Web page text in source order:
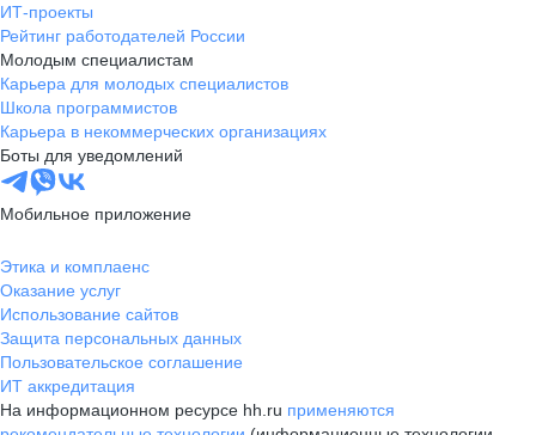
ИТ-проекты
Рейтинг работодателей России
Молодым специалистам
Карьера для молодых специалистов
Школа программистов
Карьера в некоммерческих организациях
Боты для уведомлений
Мобильное приложение
Этика и комплаенс
Оказание услуг
Использование сайтов
Защита персональных данных
Пользовательское соглашение
ИТ аккредитация
На информационном ресурсе hh.ru применяются